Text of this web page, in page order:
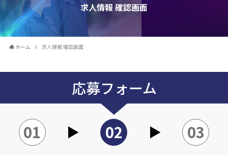
求人情報 確認画面
ホーム 求人情報 確認画面
応募フォーム
01 02 03